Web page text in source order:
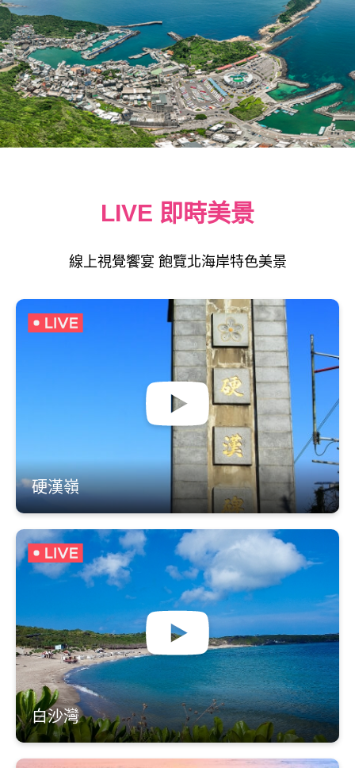
LIVE 即時美景
線上視覺饗宴 飽覽北海岸特色美景
硬漢嶺
白沙灣